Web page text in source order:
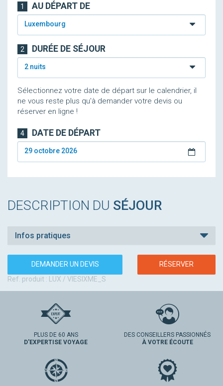
1 AU DÉPART DE
Luxembourg
2 DURÉE DE SÉJOUR
2 nuits
Sélectionnez votre date de départ sur le calendrier, il
ne vous reste plus qu'à demander votre devis ou
réserver en ligne !
4 DATE DE DÉPART
29 octobre 2026
DESCRIPTION DU SÉJOUR
Infos pratiques
DEMANDER UN DEVIS
RÉSERVER
Ref. produit : LUX / VIESIXME_S
PLUS DE 60 ANS
D'EXPERTISE VOYAGE
DES CONSEILLERS PASSIONNÉS
À VOTRE ÉCOUTE